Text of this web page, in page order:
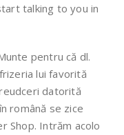
talking to you in
pentru că dl.
lui favorită
datorită
română se zice
Shop. Intrăm acolo